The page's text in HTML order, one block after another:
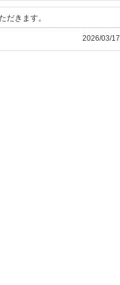
だきます。
2026/03/